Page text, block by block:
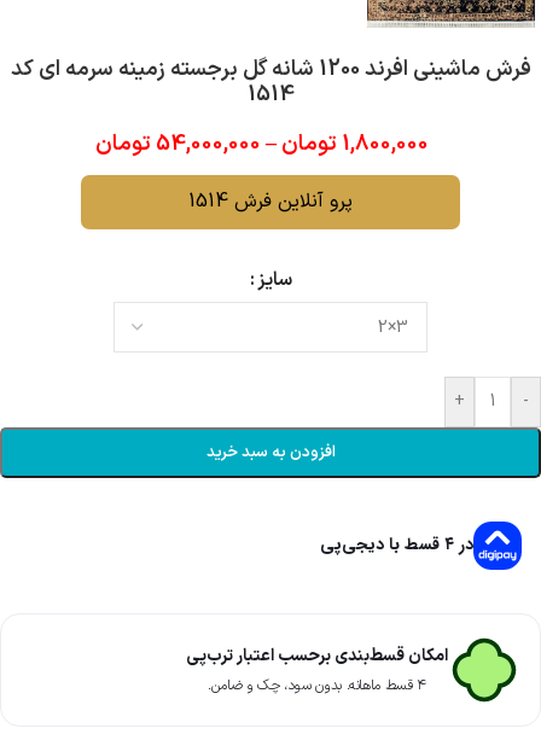
فرش ماشینی افرند 1200 شانه گل برجسته زمینه سرمه ای کد
1514
1,800,000 تومان –
54,000,000 تومان
پرو آنلاین فرش 1514
سایز
-
+
افزودن به سبد خرید
در ۴ قسط با دیجی‌پی
امکان قسط‌بندی برحسب اعتبار ترب‌پی
۴ قسط ماهانه. بدون سود، چک و ضامن.